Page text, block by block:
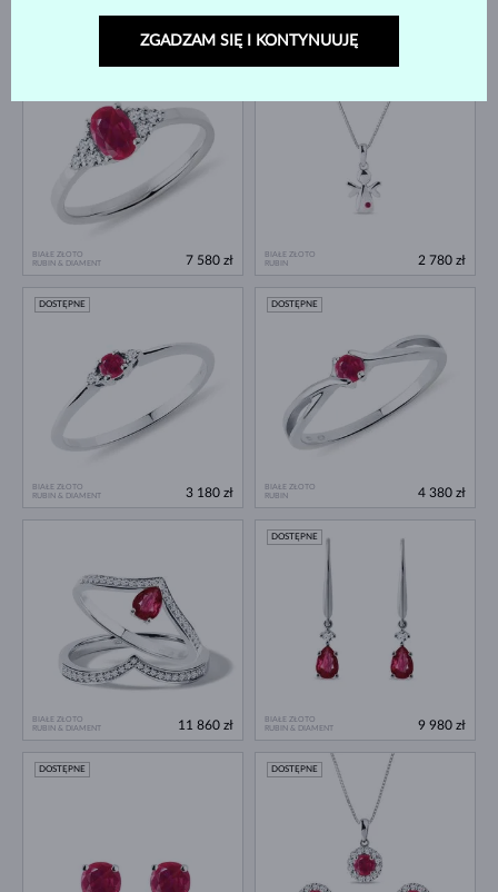
BIAŁE ZŁOTO
RUBIN & DIAMENT
7 580 zł
BIAŁE ZŁOTO
RUBIN
2 780 zł
BIAŁE ZŁOTO
RUBIN & DIAMENT
DOSTĘPNE
3 180 zł
BIAŁE ZŁOTO
RUBIN
DOSTĘPNE
4 380 zł
BIAŁE ZŁOTO
RUBIN & DIAMENT
11 860 zł
BIAŁE ZŁOTO
RUBIN & DIAMENT
DOSTĘPNE
9 980 zł
DOSTĘPNE DOSTĘPNE
ZGADZAM SIĘ I KONTYNUUJĘ